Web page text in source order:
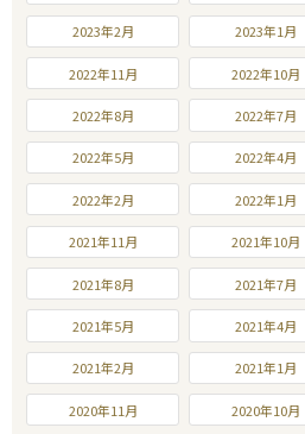
2023年2月 2023年1月
2022年11月 2022年10月
2022年8月 2022年7月
2022年5月 2022年4月
2022年2月 2022年1月
2021年11月 2021年10月
2021年8月 2021年7月
2021年5月 2021年4月
2021年2月 2021年1月
2020年11月 2020年10月